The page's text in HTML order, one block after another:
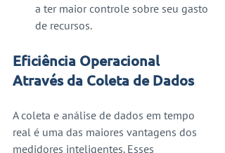
a ter maior controle sobre seu gasto
de recursos.
Eficiência Operacional
Através da Coleta de Dados
A coleta e análise de dados em tempo
real é uma das maiores vantagens dos
medidores inteligentes. Esses